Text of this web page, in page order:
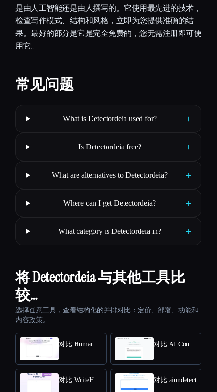
是由人工智能还是由人撰写的。它使用最先进的技术，
检查写作模式、结构和风格，立即为您提供准确的结
果。最好的部分是它是完全免费的，您无需注册即可使
用它。
常见问题
What is Detectordeia used for? +
Is Detectordeia free? +
What are alternatives to Detectordeia? +
Where can I get Detectordeia? +
What category is Detectordeia in? +
将 Detectordeia 与其他工具比
较…
选择任意工具，查看结构化的并排对比：定价、部署、功能和
内容政策。
对比 HumanizeAI.com 对比 AI Content Detector by Leap AI
对比 WriteHuman 对比 aiundetect